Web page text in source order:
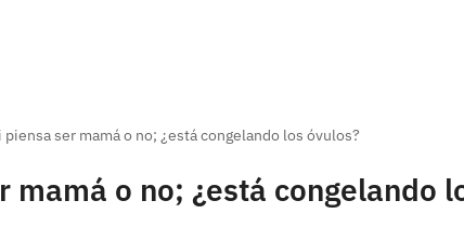
ser mamá o no; ¿está congelando los óvulos?
o no; ¿está congelando